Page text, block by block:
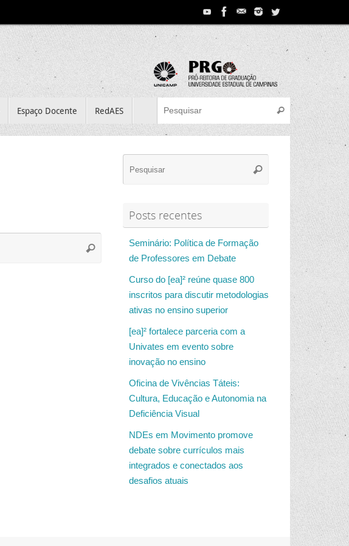
Espaço Docente RedAES
Search for:
Pesquisar
Pesquisar
Pesquisar
Posts recentes
Seminário: Política de Formação
de Professores em Debate
Curso do [ea]² reúne quase 800
inscritos para discutir metodologias
ativas no ensino superior
[ea]² fortalece parceria com a
Univates em evento sobre
inovação no ensino
Oficina de Vivências Táteis:
Cultura, Educação e Autonomia na
Deficiência Visual
NDEs em Movimento promove
debate sobre currículos mais
integrados e conectados aos
desafios atuais